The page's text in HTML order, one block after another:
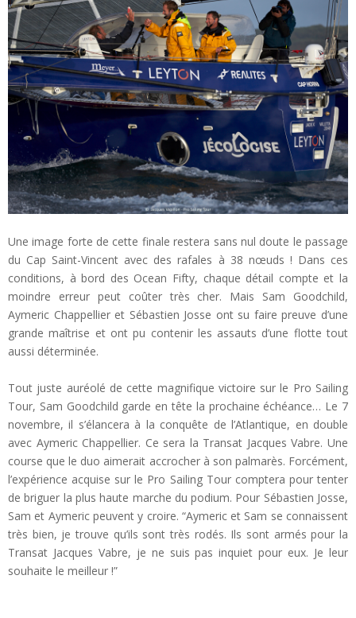
Une image forte de cette finale restera sans nul doute le passage
du Cap Saint-Vincent avec des rafales à 38 nœuds ! Dans ces
conditions, à bord des Ocean Fifty, chaque détail compte et la
moindre erreur peut coûter très cher. Mais Sam Goodchild,
Aymeric Chappellier et Sébastien Josse ont su faire preuve d’une
grande maîtrise et ont pu contenir les assauts d’une flotte tout
aussi déterminée.
Tout juste auréolé de cette magnifique victoire sur le Pro Sailing
Tour, Sam Goodchild garde en tête la prochaine échéance… Le 7
novembre, il s’élancera à la conquête de l’Atlantique, en double
avec Aymeric Chappellier. Ce sera la Transat Jacques Vabre. Une
course que le duo aimerait accrocher à son palmarès. Forcément,
l’expérience acquise sur le Pro Sailing Tour comptera pour tenter
de briguer la plus haute marche du podium. Pour Sébastien Josse,
Sam et Aymeric peuvent y croire. “Aymeric et Sam se connaissent
très bien, je trouve qu’ils sont très rodés. Ils sont armés pour la
Transat Jacques Vabre, je ne suis pas inquiet pour eux. Je leur
souhaite le meilleur !”